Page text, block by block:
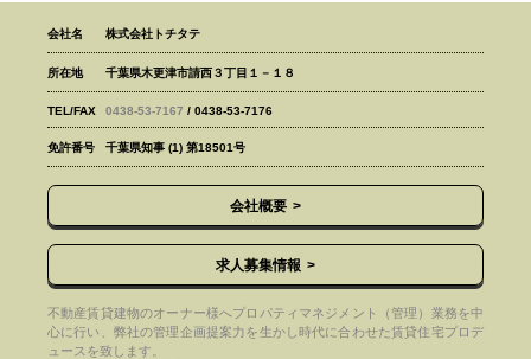
会社名 株式会社トチタテ
所在地 千葉県木更津市請西３丁目１－１８
TEL/FAX 0438-53-7167 / 0438-53-7176
免許番号 千葉県知事 (1) 第18501号
会社概要
求人募集情報
不動産賃貸建物のオーナー様へプロパティマネジメント（管理）業務を中
心に行い、弊社の管理企画提案力を生かし時代に合わせた賃貸住宅プロデ
ュースを致します。